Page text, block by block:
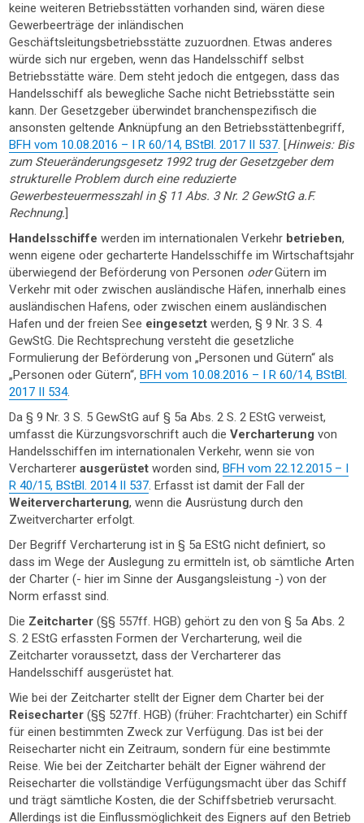
keine weiteren Betriebsstätten vorhanden sind, wären diese
Gewerbeerträge der inländischen
Geschäftsleitungsbetriebsstätte zuzuordnen. Etwas anderes
würde sich nur ergeben, wenn das Handelsschiff selbst
Betriebsstätte wäre. Dem steht jedoch die entgegen, dass das
Handelsschiff als bewegliche Sache nicht Betriebsstätte sein
kann. Der Gesetzgeber überwindet branchenspezifisch die
ansonsten geltende Anknüpfung an den Betriebsstättenbegriff,
BFH vom 10.08.2016 – I R 60/14, BStBl. 2017 II 537. [Hinweis: Bis
zum Steueränderungsgesetz 1992 trug der Gesetzgeber dem
strukturelle Problem durch eine reduzierte
Gewerbesteuermesszahl in § 11 Abs. 3 Nr. 2 GewStG a.F.
Rechnung.]
Handelsschiffewerden im internationalen Verkehr betrieben,
wenn eigene oder gecharterte Handelsschiffe im Wirtschaftsjahr
überwiegend der Beförderung von Personen oderGütern im
Verkehr mit oder zwischen ausländische Häfen, innerhalb eines
ausländischen Hafens, oder zwischen einem ausländischen
Hafen und der freien See eingesetztwerden, § 9 Nr. 3 S. 4
GewStG. Die Rechtsprechung versteht die gesetzliche
Formulierung der Beförderung von „Personen und Gütern“ als
„Personen oder Gütern“,BFH vom 10.08.2016 – I R 60/14, BStBl.
2017 II 534.
Da § 9 Nr. 3 S. 5 GewStG auf § 5a Abs. 2 S. 2 EStG verweist,
umfasst die Kürzungsvorschrift auch dieVercharterungvon
Handelsschiffen im internationalen Verkehr, wenn sie von
Verchartererausgerüstetworden sind,BFH vom 22.12.2015 – I
R 40/15, BStBl. 2014 II 537. Erfasst ist damit der Fall der
Weitervercharterung, wenn die Ausrüstung durch den
Zweitvercharter erfolgt.
Der Begriff Vercharterung ist in § 5a EStG nicht definiert, so
dass im Wege der Auslegung zu ermitteln ist, ob sämtliche Arten
der Charter (- hier im Sinne der Ausgangsleistung -) von der
Norm erfasst sind.
Die Zeitcharter (§§ 557ff. HGB) gehört zu den von § 5a Abs. 2
S. 2 EStG erfassten Formen der Vercharterung, weil die
Zeitcharter voraussetzt, dass der Vercharterer das
Handelsschiff ausgerüstet hat.
Wie bei der Zeitcharter stellt der Eigner dem Charter bei der
Reisecharter(§§ 527ff. HGB) (früher: Frachtcharter) ein Schiff
für einen bestimmten Zweck zur Verfügung. Das ist bei der
Reisecharter nicht ein Zeitraum, sondern für eine bestimmte
Reise. Wie bei der Zeitcharter behält der Eigner während der
Reisecharter die vollständige Verfügungsmacht über das Schiff
und trägt sämtliche Kosten, die der Schiffsbetrieb verursacht.
Allerdings ist die Einflussmöglichkeit des Eigners auf den Betrieb